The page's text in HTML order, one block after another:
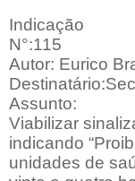
Indicação
N°:115
Autor: Eurico
Assunto:
Viabilizar
indicando
unidades de